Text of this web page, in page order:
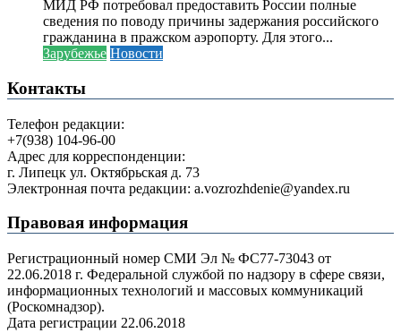
МИД РФ потребовал предоставить России полные
сведения по поводу причины задержания российского
гражданина в пражском аэропорту. Для этого...
Зарубежье Новости
Контакты
Телефон редакции:
+7(938) 104-96-00
Адрес для корреспонденции:
г. Липецк ул. Октябрьская д. 73
Электронная почта редакции: a.vozrozhdenie@yandex.ru
Правовая информация
Регистрационный номер СМИ Эл № ФС77-73043 от
22.06.2018 г. Федеральной службой по надзору в сфере связи,
информационных технологий и массовых коммуникаций
(Роскомнадзор).
Дата регистрации 22.06.2018